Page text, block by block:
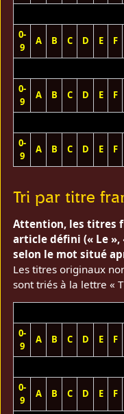
0-
9
A B C D E F
0-
9
A B C D E F
0-
9
A B C D E F
Tri par titre
Attention, les titres
article défini (« Le »,
selon le mot situé
Les titres originaux
sont triés à la lettre «
0-
9
A B C D E F
0-
9
A B C D E F